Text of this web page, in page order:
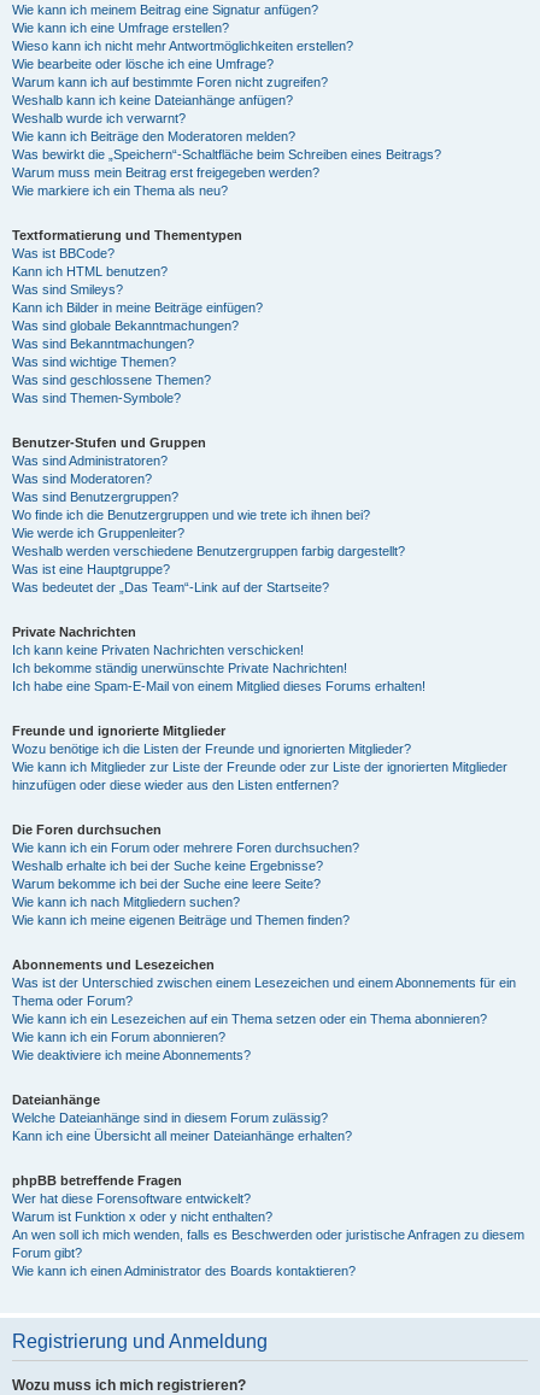
Wie kann ich meinem Beitrag eine Signatur anfügen?
Wie kann ich eine Umfrage erstellen?
Wieso kann ich nicht mehr Antwortmöglichkeiten erstellen?
Wie bearbeite oder lösche ich eine Umfrage?
Warum kann ich auf bestimmte Foren nicht zugreifen?
Weshalb kann ich keine Dateianhänge anfügen?
Weshalb wurde ich verwarnt?
Wie kann ich Beiträge den Moderatoren melden?
Was bewirkt die „Speichern“-Schaltfläche beim Schreiben eines Beitrags?
Warum muss mein Beitrag erst freigegeben werden?
Wie markiere ich ein Thema als neu?
Textformatierung und Thementypen
Was ist BBCode?
Kann ich HTML benutzen?
Was sind Smileys?
Kann ich Bilder in meine Beiträge einfügen?
Was sind globale Bekanntmachungen?
Was sind Bekanntmachungen?
Was sind wichtige Themen?
Was sind geschlossene Themen?
Was sind Themen-Symbole?
Benutzer-Stufen und Gruppen
Was sind Administratoren?
Was sind Moderatoren?
Was sind Benutzergruppen?
Wo finde ich die Benutzergruppen und wie trete ich ihnen bei?
Wie werde ich Gruppenleiter?
Weshalb werden verschiedene Benutzergruppen farbig dargestellt?
Was ist eine Hauptgruppe?
Was bedeutet der „Das Team“-Link auf der Startseite?
Private Nachrichten
Ich kann keine Privaten Nachrichten verschicken!
Ich bekomme ständig unerwünschte Private Nachrichten!
Ich habe eine Spam-E-Mail von einem Mitglied dieses Forums erhalten!
Freunde und ignorierte Mitglieder
Wozu benötige ich die Listen der Freunde und ignorierten Mitglieder?
Wie kann ich Mitglieder zur Liste der Freunde oder zur Liste der ignorierten Mitglieder
hinzufügen oder diese wieder aus den Listen entfernen?
Die Foren durchsuchen
Wie kann ich ein Forum oder mehrere Foren durchsuchen?
Weshalb erhalte ich bei der Suche keine Ergebnisse?
Warum bekomme ich bei der Suche eine leere Seite?
Wie kann ich nach Mitgliedern suchen?
Wie kann ich meine eigenen Beiträge und Themen finden?
Abonnements und Lesezeichen
Was ist der Unterschied zwischen einem Lesezeichen und einem Abonnements für ein
Thema oder Forum?
Wie kann ich ein Lesezeichen auf ein Thema setzen oder ein Thema abonnieren?
Wie kann ich ein Forum abonnieren?
Wie deaktiviere ich meine Abonnements?
Dateianhänge
Welche Dateianhänge sind in diesem Forum zulässig?
Kann ich eine Übersicht all meiner Dateianhänge erhalten?
phpBB betreffende Fragen
Wer hat diese Forensoftware entwickelt?
Warum ist Funktion x oder y nicht enthalten?
An wen soll ich mich wenden, falls es Beschwerden oder juristische Anfragen zu diesem
Forum gibt?
Wie kann ich einen Administrator des Boards kontaktieren?
Registrierung und Anmeldung
Wozu muss ich mich registrieren?